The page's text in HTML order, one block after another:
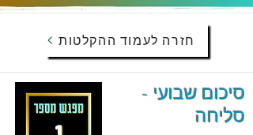
חזרה לעמוד ההקלטות
סיכום שבועי -
סליחה